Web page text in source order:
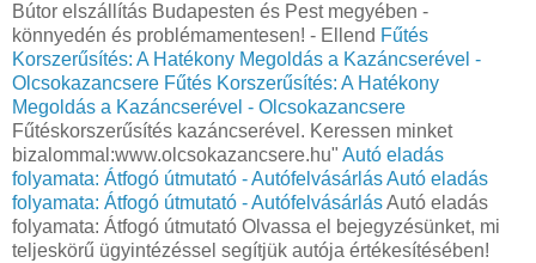
Bútor elszállítás Budapesten és Pest megyében -
könnyedén és problémamentesen! - Ellend Fűtés
Korszerűsítés: A Hatékony Megoldás a Kazáncserével -
Olcsokazancsere Fűtés Korszerűsítés: A Hatékony
Megoldás a Kazáncserével - Olcsokazancsere
Fűtéskorszerűsítés kazáncserével. Keressen minket
bizalommal:www.olcsokazancsere.hu" Autó eladás
folyamata: Átfogó útmutató - AutófelvásárlásAutó eladás
folyamata: Átfogó útmutató - AutófelvásárlásAutó eladás
folyamata: Átfogó útmutató Olvassa el bejegyzésünket, mi
teljeskörű ügyintézéssel segítjük autója értékesítésében!